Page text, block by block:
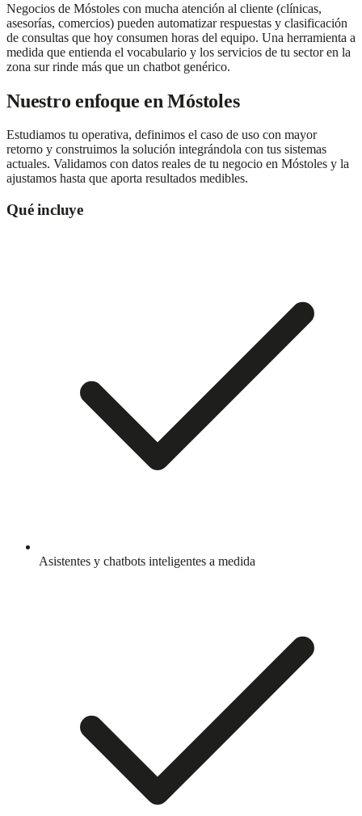
Negocios de Móstoles con mucha atención al cliente (clínicas,
asesorías, comercios) pueden automatizar respuestas y clasificación
de consultas que hoy consumen horas del equipo. Una herramienta a
medida que entienda el vocabulario y los servicios de tu sector en la
zona sur rinde más que un chatbot genérico.
Nuestro enfoque enMóstoles
Estudiamos tu operativa, definimos el caso de uso con mayor
retorno y construimos la solución integrándola con tus sistemas
actuales. Validamos con datos reales de tu negocio en Móstoles y la
ajustamos hasta que aporta resultados medibles.
Qué incluye
Asistentes y chatbots inteligentes a medida